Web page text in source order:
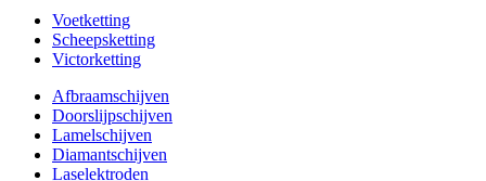
Voetketting
Scheepsketting
Victorketting
Afbraamschijven
Doorslijpschijven
Lamelschijven
Diamantschijven
Laselektroden